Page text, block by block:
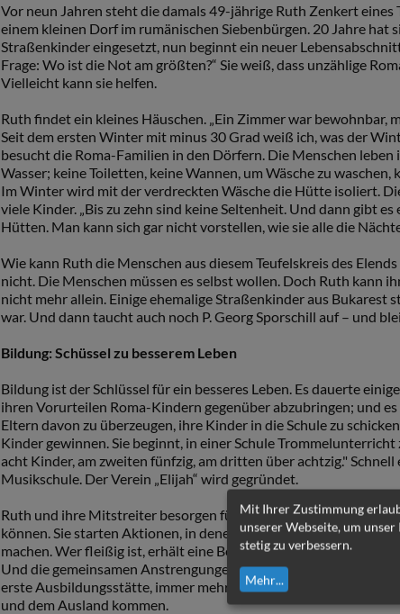
Vor neun Jahren steht die damals 49-jährige Ruth Zenkert eines
einem kleinen Dorf im rumänischen Siebenbürgen. 20 Jahre hat
Straßenkinder eingesetzt, nun beginnt ein neuer
Frage: Wo ist die Not am größten?“ Sie weiß, dass unzählige
Vielleicht kann sie helfen.
Ruth findet ein kleines Häuschen. „Ein Zimmer war bewohnbar,
Seit dem ersten Winter mit minus 30 Grad weiß ich, was der
besucht die Roma-Familien in den Dörfern. Die Menschen leben
Wasser; keine Toiletten, keine Wannen, um Wäsche zu waschen,
Im Winter wird mit der verdreckten Wäsche die Hütte isoliert.
viele Kinder. „Bis zu zehn sind keine Seltenheit. Und dann gibt
Hütten. Man kann sich gar nicht vorstellen, wie sie alle die
Wie kann Ruth die Menschen aus diesem Teufelskreis des
nicht. Die Menschen müssen es selbst wollen. Doch Ruth kann
nicht mehr allein. Einige ehemalige Straßenkinder aus Bukarest
war. Und dann taucht auch noch P. Georg Sporschill auf – und
Bildung: Schüssel zu besserem Leben
Bildung ist der Schlüssel für ein besseres Leben. Es dauerte
ihren Vorurteilen Roma-Kindern gegenüber abzubringen; und
Eltern davon zu überzeugen, ihre Kinder in die Schule zu
Kinder gewinnen. Sie beginnt, in einer Schule Trommelunterricht
acht Kinder, am zweiten fünfzig, am dritten über achtzig."
Musikschule. Der Verein „Elijah“ wird gegründet.
Ruth und ihre Mitstreiter besorgen für die Roma Dokumente,
können. Sie starten Aktionen, in denen die Menschen selbst
machen. Wer fleißig ist, erhält eine Belohnungen. Erste Schritte
Und die gemeinsamen Anstrengungen gehen weiter: Das erste
erste Ausbildungsstätte, immer mehr Spender finden sich,
und dem Ausland kommen.
Mit Ihrer Zustimmung
unserer Webseite, um
stetig zu verbessern.
Mehr...